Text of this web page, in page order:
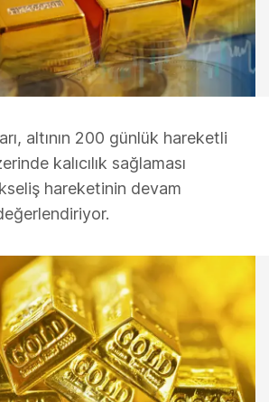
altının 200 günlük hareketli
kalıcılık sağlaması
hareketinin devam